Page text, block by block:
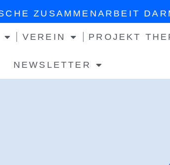
ZUSAMMENARBEIT
VEREIN PROJEKT
NEWSLETTER